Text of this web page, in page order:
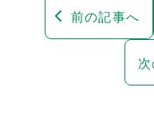
前の記事へ